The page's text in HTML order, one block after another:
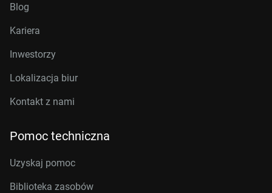
Blog
Kariera
Inwestorzy
Lokalizacja biur
Kontakt z nami
Pomoc techniczna
Uzyskaj pomoc
Biblioteka zasobów